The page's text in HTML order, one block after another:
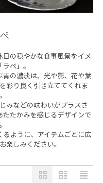
の穏やかな食事風景をイメ
ぺ」。
の濃淡は、光や影、花や葉
彩り良く引き立ててくれま
みなどの味わいがプラスさ
たかみを感じるデザインで
ように、アイテムごとに広
楽しみください。